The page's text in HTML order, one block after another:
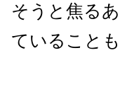
そうと焦る
ていることも